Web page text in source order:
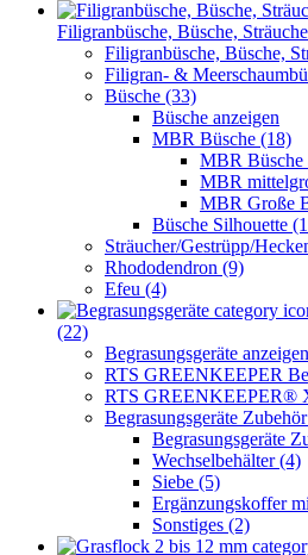
Filigranbüsche, Büsche,
Filigranbüsche, Büsche,
Filigran- &
Büsche (33)
Büsche anzeigen
MBR Büsche (18)
MBR Büsche
MBR
MBR Große
Büsche Silhouette
Sträucher/Gestrüpp/
Rhododendron (9)
Efeu (4)
(22)
Begrasungsgeräte anzeigen
RTS GREENKEEPER
RTS GREENKEEPER®
Begrasungsgeräte
Begrasungsgeräte
Wechselbehälter (4)
Siebe (5)
Ergänzungskoffer
Sonstiges (2)